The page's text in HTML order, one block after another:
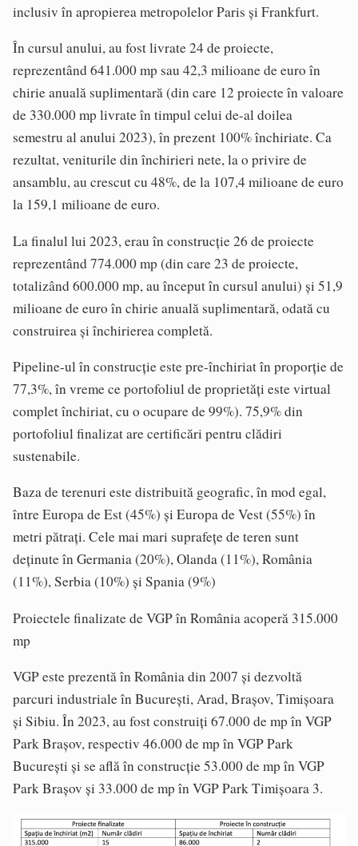
inclusiv în apropierea metropolelor Paris și Frankfurt.
În cursul anului, au fost livrate 24 de proiecte,
reprezentând 641.000 mp sau 42,3 milioane de euro în
chirie anuală suplimentară (din care 12 proiecte în valoare
de 330.000 mp livrate în timpul celui de-al doilea
semestru al anului 2023), în prezent 100% închiriate. Ca
rezultat, veniturile din închirieri nete, la o privire de
ansamblu, au crescut cu 48%, de la 107,4 milioane de euro
la 159,1 milioane de euro.
La finalul lui 2023, erau în construcție 26 de proiecte
reprezentând 774.000 mp (din care 23 de proiecte,
totalizând 600.000 mp, au început în cursul anului) și 51,9
milioane de euro în chirie anuală suplimentară, odată cu
construirea și închirierea completă.
Pipeline-ul în construcție este pre-închiriat în proporție de
77,3%, în vreme ce portofoliul de proprietăți este virtual
complet închiriat, cu o ocupare de 99%). 75,9% din
portofoliul finalizat are certificări pentru clădiri
sustenabile.
Baza de terenuri este distribuită geografic, în mod egal,
între Europa de Est (45%) și Europa de Vest (55%) în
metri pătrați. Cele mai mari suprafețe de teren sunt
deținute în Germania (20%), Olanda (11%), România
(11%), Serbia (10%) și Spania (9%)
Proiectele finalizate de VGP în România acoperă 315.000
mp
VGP este prezentă în România din 2007 și dezvoltă
parcuri industriale în București, Arad, Brașov, Timișoara
și Sibiu. În 2023, au fost construiți 67.000 de mp în VGP
Park Brașov, respectiv 46.000 de mp în VGP Park
București și se află în construcție 53.000 de mp în VGP
Park Brașov și 33.000 de mp în VGP Park Timișoara 3.